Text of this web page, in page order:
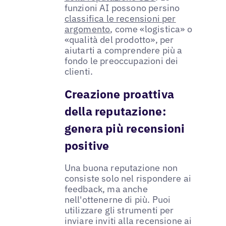
funzioni AI possono persino
classifica le recensioni per
argomento, come «logistica» o
«qualità del prodotto», per
aiutarti a comprendere più a
fondo le preoccupazioni dei
clienti.
Creazione proattiva
della reputazione:
genera più recensioni
positive
Una buona reputazione non
consiste solo nel rispondere ai
feedback, ma anche
nell'ottenerne di più. Puoi
utilizzare gli strumenti per
inviare inviti alla recensione ai